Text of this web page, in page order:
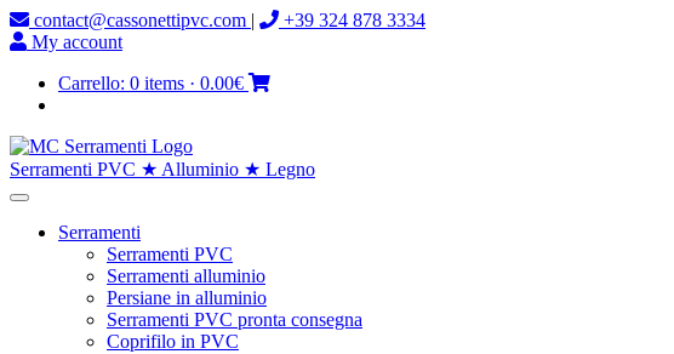
contact@cassonettipvc.com |
+39 324 878 3334
My account
Carrello: 0 items · 0.00€
Serramenti PVC ★ Alluminio ★ Legno
Serramenti
Serramenti PVC
Serramenti alluminio
Persiane in alluminio
Serramenti PVC pronta consegna
Coprifilo in PVC